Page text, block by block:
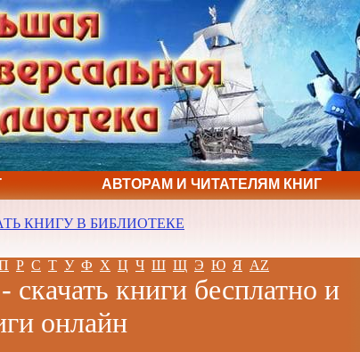
АВТОРАМ И ЧИТАТЕЛЯМ КНИГ
КНИГУ В БИБЛИОТЕКЕ
Р С Т У Ф Х Ц Ч Ш Щ Э Ю Я AZ
книги бесплатно и
онлайн